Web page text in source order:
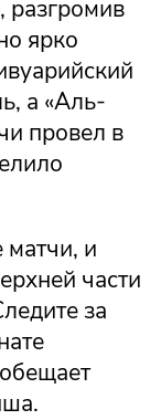
разгромив
ярко
а «Аль-
провел в
и
части
за